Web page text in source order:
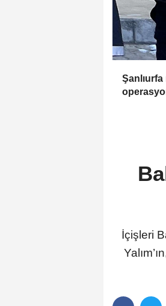
İçişleri